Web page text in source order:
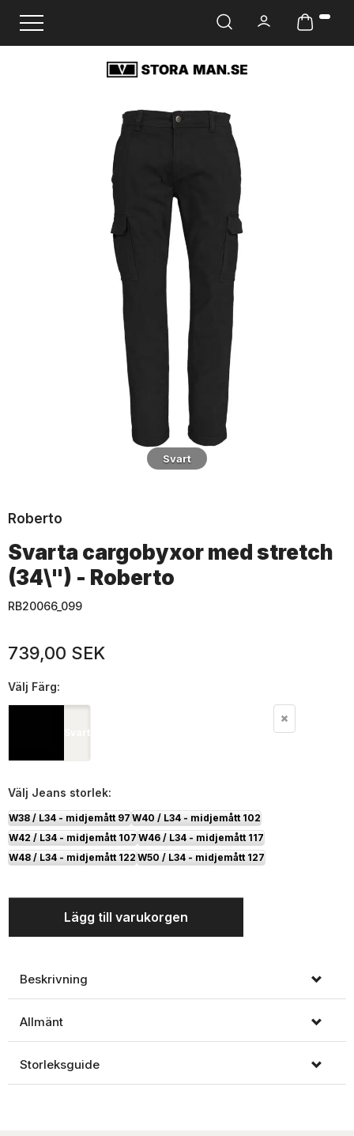
Ändra navigering
Svart
Roberto
Svarta cargobyxor med stretch
(34\") - Roberto
RB20066_099
739,00 SEK
Välj Färg:
Svart
Välj Jeans storlek:
W38 / L34 - midjemått 97 W40 / L34 - midjemått 102
W42 / L34 - midjemått 107 W46 / L34 - midjemått 117
W48 / L34 - midjemått 122 W50 / L34 - midjemått 127
Lägg till varukorgen
Beskrivning
Allmänt
Storleksguide